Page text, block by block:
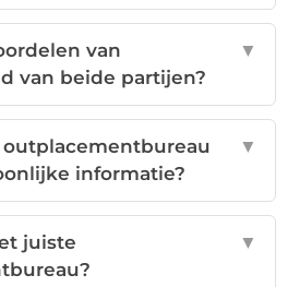
van
van beide partijen?
▼
outplacementbureau
informatie?
▼
juiste
▼